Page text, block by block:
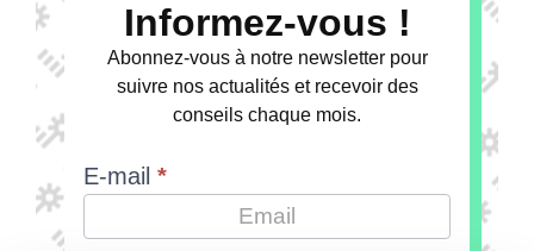
Informez-vous !
Abonnez-vous à notre newsletter pour
suivre nos actualités et recevoir des
conseils chaque mois.
E-mail *